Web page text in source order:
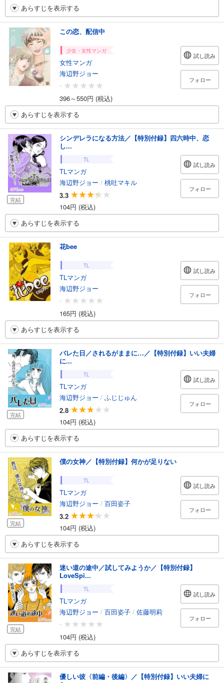
あらすじを表示する
この恋、配信中
少女・女性マンガ
女性マンガ
海辺野ジョー
-
396～550円 (税込)
試し読み
フォロー
あらすじを表示する
完結
シンデレラになる方法／【特別付録】四六時中、恋
し...
TL
TLマンガ
海辺野ジョー / 桃吐マキル
3.3
104円 (税込)
試し読み
フォロー
あらすじを表示する
花bee
TL
TLマンガ
海辺野ジョー
-
165円 (税込)
試し読み
フォロー
あらすじを表示する
完結
バレた日／されるがままに…／【特別付録】いい夫婦
に...
TL
TLマンガ
海辺野ジョー / ふじじゅん
2.8
104円 (税込)
試し読み
フォロー
あらすじを表示する
完結
僕の女神／【特別付録】何かが足りない
TL
TLマンガ
海辺野ジョー / 百田姿子
3.2
104円 (税込)
試し読み
フォロー
あらすじを表示する
完結
迷い道の途中／試してみようか／【特別付録】
LoveSpi...
TL
TLマンガ
海辺野ジョー / 百田姿子 / 佐藤明莉
-
104円 (税込)
試し読み
フォロー
あらすじを表示する
優しい彼〈前編・後編〉／【特別付録】いい夫婦に